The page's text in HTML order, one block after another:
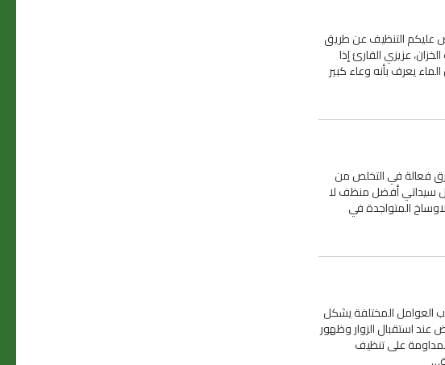
عليكم التنظيف عن طريق
عزيزي القارئ إذا
يعرف بأنه وعاء كبير
فعالة في التخلص من
سيداتي أفضل منظف لا
المتواجدة في
العوامل المختلفة يشكل
عند استقبال الزوار وظهور
على تنظيف